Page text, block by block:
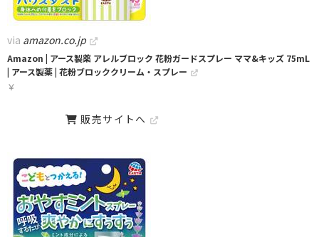
via amazon.co.jp
Amazon | アース製薬 アレルブロック 花粉ガードスプレー ママ&キッズ 75mL
| アース製薬 | 花粉ブロッククリーム・スプレー
￥
販売サイトへ